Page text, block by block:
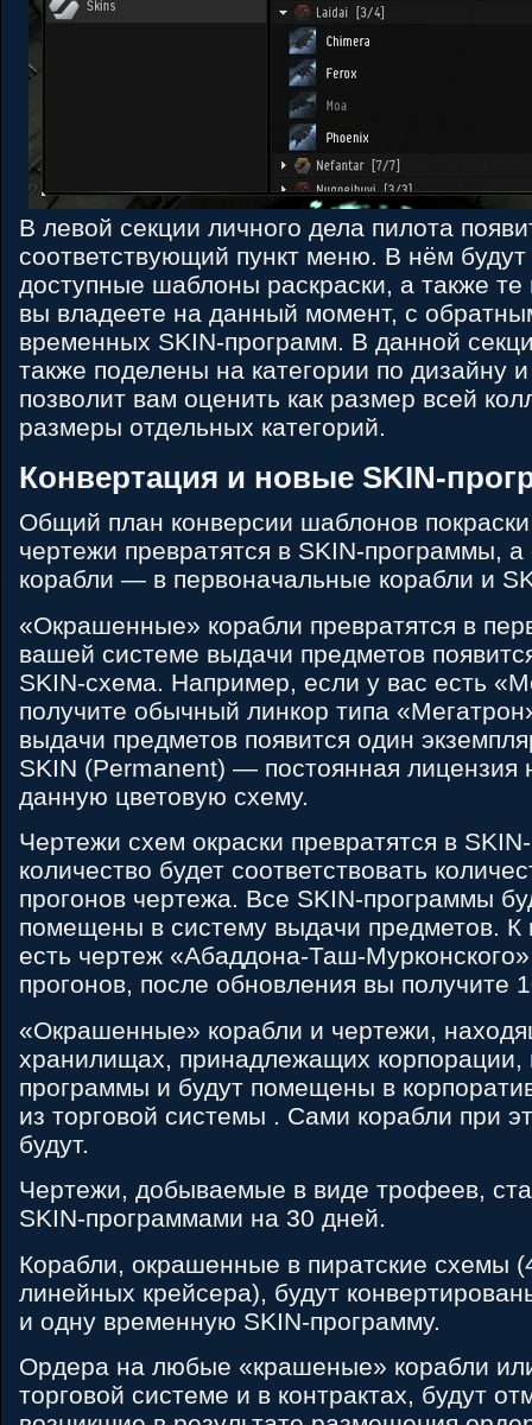
В левой секции личного дела пилота
соответствующий пункт меню. В нём будут
доступные шаблоны раскраски, а также
вы владеете на данный момент, с
временных SKIN-программ. В данной
также поделены на категории по дизайну
позволит вам оценить как размер всей
размеры отдельных категорий.
Конвертация и новые SKIN-
Общий план конверсии шаблонов покраски
чертежи превратятся в SKIN-программы,
корабли — в первоначальные корабли и
«Окрашенные» корабли превратятся в
вашей системе выдачи предметов
SKIN-схема. Например, если у вас есть
получите обычный линкор типа
выдачи предметов появится один
SKIN (Permanent) — постоянная лицензия
данную цветовую схему.
Чертежи схем окраски превратятся в
количество будет соответствовать
прогонов чертежа. Все SKIN-программы
помещены в систему выдачи предметов. К
есть чертеж «Абаддона-Таш-
прогонов, после обновления вы получите
«Окрашенные» корабли и чертежи,
хранилищах, принадлежащих корпорации,
программы и будут помещены в
из торговой системы . Сами корабли при
будут.
Чертежи, добываемые в виде трофеев,
SKIN-программами на 30 дней.
Корабли, окрашенные в пиратские схемы
линейных крейсера), будут
и одну временную SKIN-программу.
Ордера на любые «крашеные» корабли
торговой системе и в контрактах, будут